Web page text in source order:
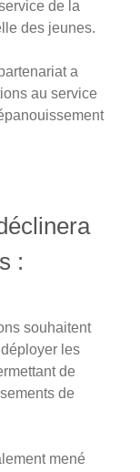
de la
des jeunes.
a
au service
:
souhaitent
les
de
de
mené